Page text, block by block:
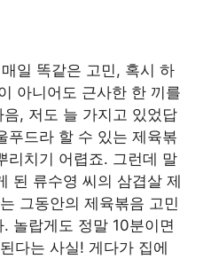
일 똑같은 고민, 혹시 하
아니어도 근사한 한 끼를
, 저도 늘 가지고 있었답
푸드라 할 수 있는 제육볶
리치기 어렵죠. 그런데 말
된 류수영 씨의 삼겹살 제
그동안의 제육볶음 고민
놀랍게도 정말 10분이면
다는 사실! 게다가 집에